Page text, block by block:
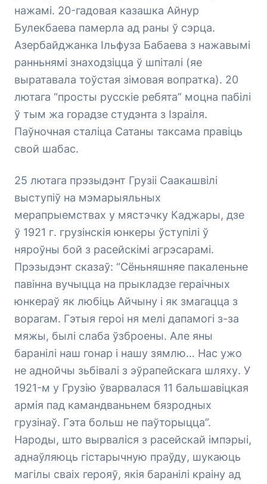
нажамі. 20-гадовая казашка Айнур
Булекбаева памерла ад раны ў сэрца.
Азербайджанка Ільфуза Бабаева з нажавымі
ранньнямі знаходзіцца ў шпіталі (яе
выратавала тоўстая зімовая вопратка). 20
лютага “просты русскіе ребята” моцна пабілі
ў тым жа горадзе студэнта з Ізраіля.
Паўночная сталіца Сатаны таксама правіць
свой шабас.
25 лютага прэзыдэнт Грузіі Саакашвілі
выступіў на мэмарыяльных
мерапрыемствах у мястэчку Каджары, дзе
ў 1921 г. грузінскія юнкеры ўступілі ў
няроўны бой з расейскімі агрэсарамі.
Прэзыдэнт сказаў: “Сёньняшняе пакаленьне
павінна вучыцца на прыкладзе гераічных
юнкераў як любіць Айчыну і як змагацца з
ворагам. Гэтыя героі ня мелі дапамогі з-за
мяжы, былі слаба ўзброены. Але яны
баранілі наш гонар і нашу зямлю… Нас ужо
не аднойчы зьбівалі з эўрапейскага шляху. У
1921-м у Грузію ўварвалася 11 бальшавіцкая
армія пад камандваньнем бязродных
грузінаў. Гэта больш не паўторыцца”.
Народы, што вырваліся з расейскай імпэрыі,
аднаўляюць гістарычную праўду, шукаюць
магілы сваіх герояў, якія баранілі краіну ад